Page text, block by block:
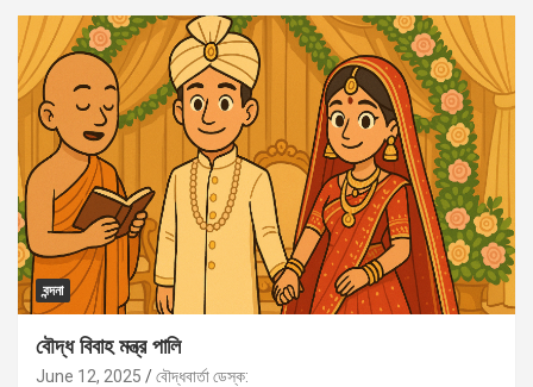
বন্দনা
বৌদ্ধ বিবাহ মন্ত্র পালি
June 12, 2025 বৌদ্ধবার্তা ডেস্ক: